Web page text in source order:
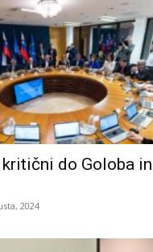
do Goloba
2024